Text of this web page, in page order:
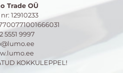
Trade OÜ
12910233
5551 9997
KOKKULEPPEL!